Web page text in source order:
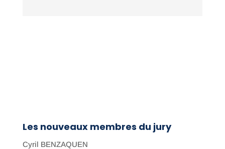
Les nouveaux membres du jury
Cyril BENZAQUEN